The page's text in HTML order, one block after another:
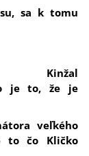
sa k tomu
je to, že je
veľkého
to čo Kličko